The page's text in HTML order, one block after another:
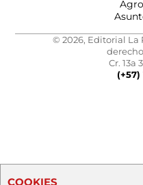
© 2026, Editorial La
Cr. 13a
(+57)
COOKIES